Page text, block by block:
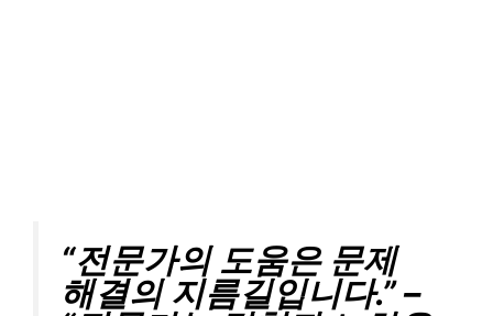
“전문가의 도움은 문제
해결의 지름길입니다.” –